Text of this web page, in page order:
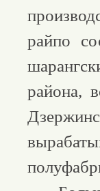
райпо
района,